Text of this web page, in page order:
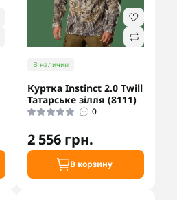
В наличии
Куртка Instinct 2.0 Twill
Татарське зілля (8111)
0
2 556 грн.
В корзину